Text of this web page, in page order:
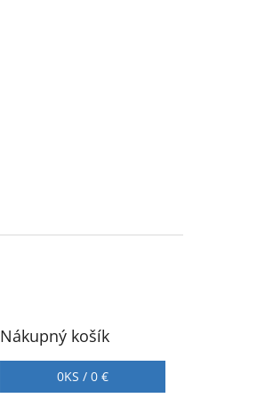
Nákupný košík
0KS /0 €